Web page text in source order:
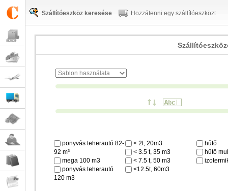
Szállítóeszköz keresése Hozzátenni egy szállítóeszközt
ponyvás teherautó 82-
92 m³
mega 100 m3
ponyvás teherautó
120 m3
< 2t, 20m3
< 3.5 t, 35 m3
< 7.5 t, 50 m3
<12.5t, 60m3
hűtő
hűtő